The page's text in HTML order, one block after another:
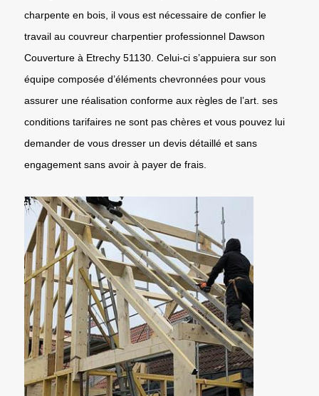
charpente en bois, il vous est nécessaire de confier le
travail au couvreur charpentier professionnel Dawson
Couverture à Etrechy 51130. Celui-ci s’appuiera sur son
équipe composée d’éléments chevronnées pour vous
assurer une réalisation conforme aux règles de l’art. ses
conditions tarifaires ne sont pas chères et vous pouvez lui
demander de vous dresser un devis détaillé et sans
engagement sans avoir à payer de frais.